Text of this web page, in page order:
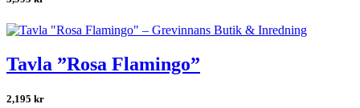
Tavla ”Rosa Flamingo”
2,195 kr